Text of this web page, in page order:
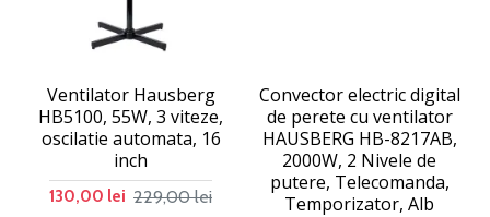
Ventilator Hausberg
HB5100, 55W, 3 viteze,
oscilatie automata, 16
inch
130,00 lei 229,00 lei
Convector electric digital
de perete cu ventilator
HAUSBERG HB-8217AB,
2000W, 2 Nivele de
putere, Telecomanda,
Temporizator, Alb